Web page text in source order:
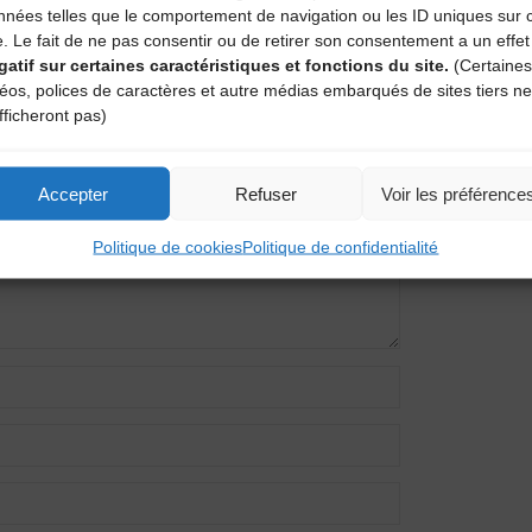
telles que le comportement de navigation ou les ID uniques sur
Le fait de ne pas consentir ou de retirer son consentement a un effet
sur certaines caractéristiques et fonctions du site. (Certaines
polices de caractères et autre médias embarqués de sites tiers ne
pas)
Accepter Refuser Voir les
Politique de cookiesPolitique de confidentialité
obligatoires sont indiqués avec